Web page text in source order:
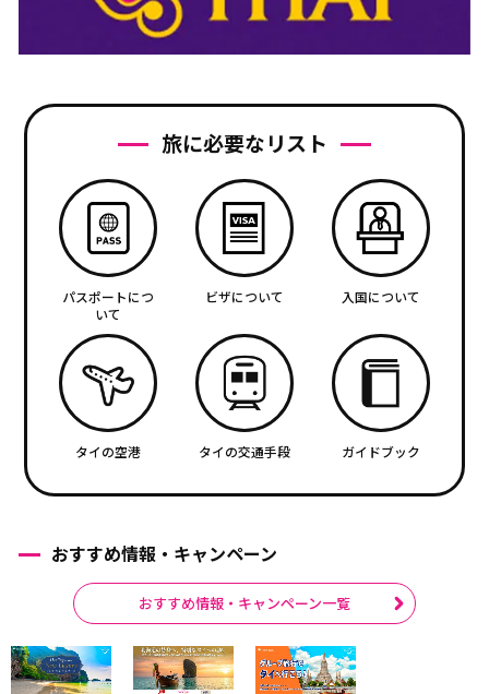
旅に必要なリスト
パスポートにつ
いて
ビザについて 入国について
タイの空港 タイの交通手段 ガイドブック
おすすめ情報・キャンペーン
おすすめ情報・キャンペーン一覧